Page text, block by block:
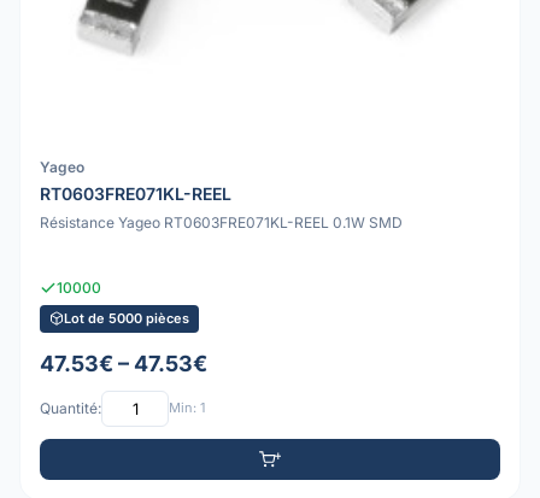
Yageo
RT0603FRE071KL-REEL
Résistance Yageo RT0603FRE071KL-REEL 0.1W SMD
10000
Lot de 5000 pièces
47.53€ – 47.53€
Quantité: Min: 1